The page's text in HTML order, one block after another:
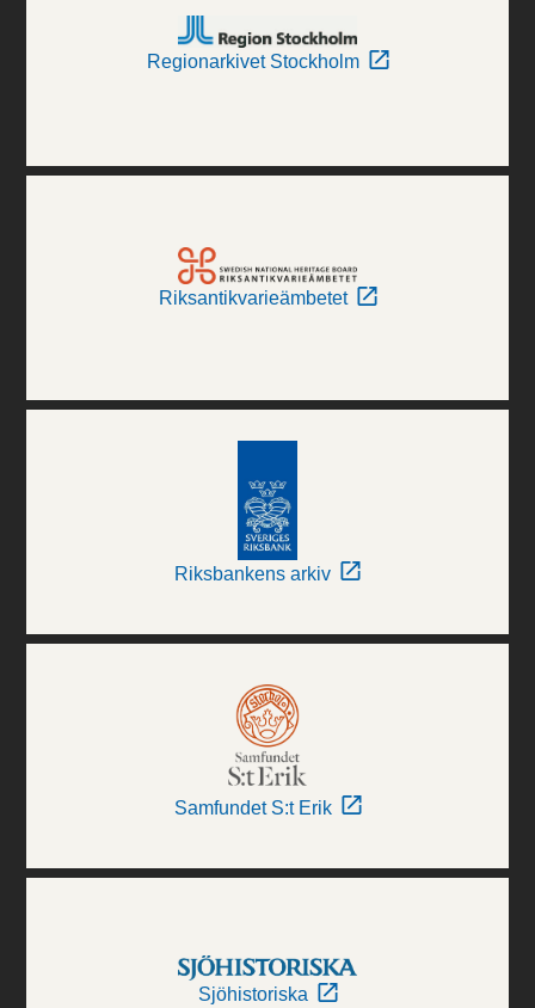
Regionarkivet Stockholm
Riksantikvarieämbetet
Riksbankens arkiv
Samfundet S:t Erik
Sjöhistoriska